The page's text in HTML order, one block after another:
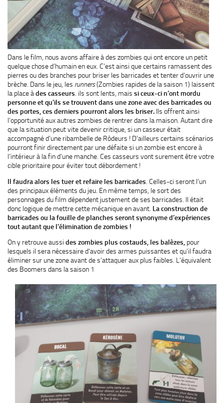
Dans le film, nous avons affaire à des zombies qui ont encore un petit
quelque chose d’humain en eux. C’est ainsi que certains ramassent des
pierres ou des branches pour briser les barricades et tenter d’ouvrir une
brèche. Dans le jeu, les runners(Zombies rapides de la saison 1) laissent
la place àdes casseurs. ils sont lents, mais si ceux-ci n’ont mordu
personne et qu’ils se trouvent dans une zone avec des barricades ou
des portes, ces derniers pourront alors les briser. Ils offrent ainsi
l’opportunité aux autres zombies de rentrer dans la maison. Autant dire
que la situation peut vite devenir critique, si un casseur était
accompagné d’une ribambelle de Rôdeurs ! D’ailleurs certains scénarios
pourront finir directement par une défaite si un zombie est encore à
l’intérieur à la fin d’une manche. Ces casseurs vont surement être votre
cible prioritaire pour éviter tout débordement !
Il faudra alors les tuer et refaire les barricades . Celles-ci seront l’un
des principaux éléments du jeu. En même temps, le sort des
personnages du film dépendent justement de ses barricades. Il était
donc logique de mettre cette mécanique en avant. La construction de
barricades ou la fouille de planches seront synonyme d’expériences
tout autant que l’élimination de zombies !
On y retrouve aussi des zombies plus costauds, les balèzes, pour
lesquels il sera nécessaire d’avoir des armes puissantes et qu’il faudra
éliminer sur une zone avant de s’attaquer aux plus faibles. L’équivalent
des Boomers dans la saison 1